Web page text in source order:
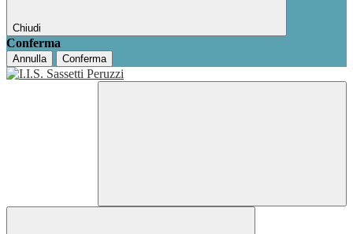
Chiudi
Conferma
Annulla Conferma